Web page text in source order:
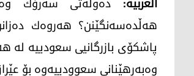
هەڵدەسەنگێنن؟ هەروەك
پاشكۆی بازرگانیی سعودیيە
وەبەرهێنانی سعوودییەوە بۆ